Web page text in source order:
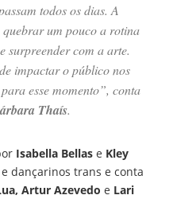
todos os dias. A
quebrar um pouco a rotina
surpreender com a arte.
impactar o público nos
esse momento”, conta
Thaís.
Isabella Bellas e Kley
dançarinos trans e conta
Artur Azevedo e Lari